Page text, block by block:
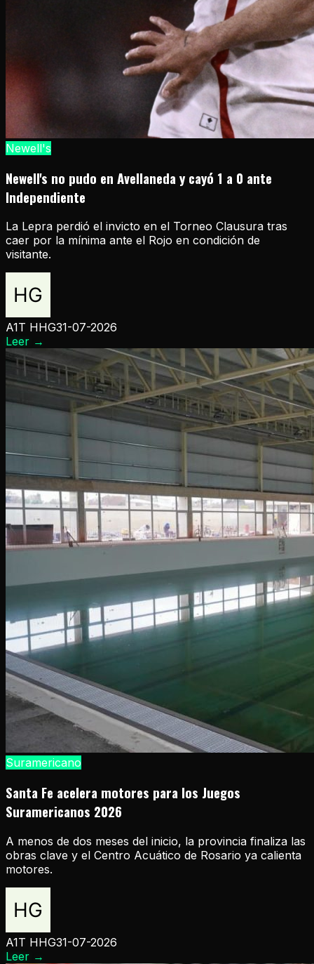
Newell's
Newell's no pudo en Avellaneda y cayó 1 a 0 ante
Independiente
La Lepra perdió el invicto en el Torneo Clausura tras
caer por la mínima ante el Rojo en condición de
visitante.
A1T HHG31-07-2026
Leer →
Suramericano
Santa Fe acelera motores para los Juegos
Suramericanos 2026
A menos de dos meses del inicio, la provincia finaliza las
obras clave y el Centro Acuático de Rosario ya calienta
motores.
A1T HHG31-07-2026
Leer →